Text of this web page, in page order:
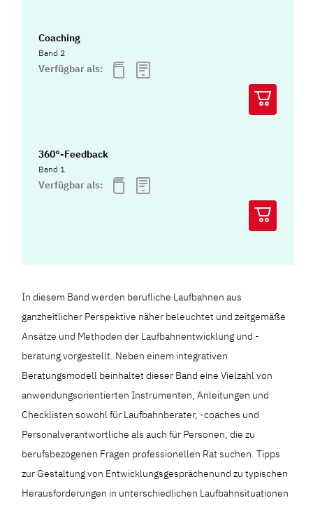
Coaching
Band 2
Verfügbar als:
360°-Feedback
Band 1
Verfügbar als:
In diesem Band werden berufliche Laufbahnen aus
ganzheitlicher Perspektive näher beleuchtet und zeitgemäße
Ansätze und Methoden der Laufbahnentwicklung und -
beratung vorgestellt. Neben einem integrativen
Beratungsmodell beinhaltet dieser Band eine Vielzahl von
anwendungsorientierten Instrumenten, Anleitungen und
Checklisten sowohl für Laufbahnberater, -coaches und
Personalverantwortliche als auch für Personen, die zu
berufsbezogenen Fragen professionellen Rat suchen. Tipps
zur Gestaltung von Entwicklungsgesprächenund zu typischen
Herausforderungen in unterschiedlichen Laufbahnsituationen